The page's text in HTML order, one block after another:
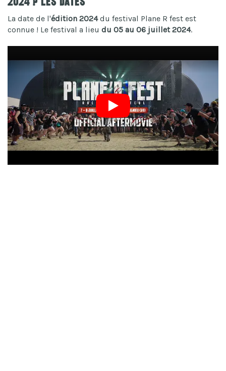
2024 ? Les dates
La date de l'édition 2024du festival Plane R fest est
connue ! Le festival a lieu du 05 au 06 juillet 2024.